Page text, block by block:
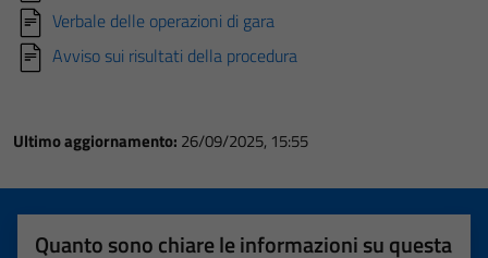
Verbale delle operazioni di gara
Avviso sui risultati della procedura
Ultimo aggiornamento: 26/09/2025, 15:55
Quanto sono chiare le informazioni su questa